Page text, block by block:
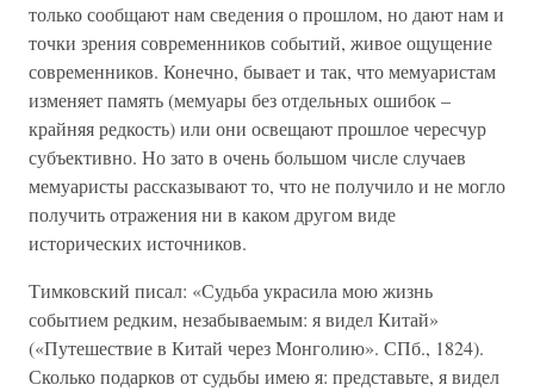
только сообщают нам сведения о прошлом, но дают нам и
точки зрения современников событий, живое ощущение
современников. Конечно, бывает и так, что мемуаристам
изменяет память (мемуары без отдельных ошибок –
крайняя редкость) или они освещают прошлое чересчур
субъективно. Но зато в очень большом числе случаев
мемуаристы рассказывают то, что не получило и не могло
получить отражения ни в каком другом виде
исторических источников.
Тимковский писал: «Судьба украсила мою жизнь
событием редким, незабываемым: я видел Китай»
(«Путешествие в Китай через Монголию». СПб., 1824).
Сколько подарков от судьбы имею я: представьте, я видел